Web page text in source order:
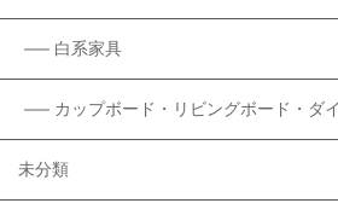
白系家具
カップボード・リビングボード・ダ
未分類